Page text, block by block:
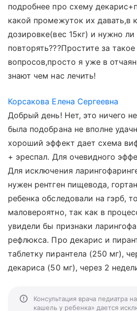
подробнее про схему
какой промежуток их давать,в
дозировке(вес 15кг) и нужно
повторять???Простите за
вопросов,просто я уже в
знают чем нас лечить!
Корсакова Елена Сергеевна
Добрый день! Нет, это ничего
была подобрана не вполне
хороший эффект дает схема
+ эреспал. Для очевидного
Для исключения
нужен рентген пищевода,
ребенка обследовали на гэрб,
маловероятно, так как в
увидели бы признаки
рефлюкса. Про декарис и
таблетку пирантела (250 мг),
декариса (50 мг), через 2
Консультация врача педиатра
кашель у ребенка» дается